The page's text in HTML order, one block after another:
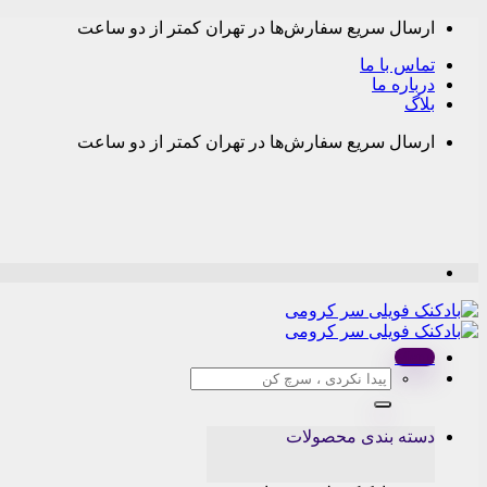
Skip
content
ارسال سریع سفارش‌ها در تهران کمتر از دو ساعت
تماس با ما
درباره ما
بلاگ
ارسال سریع سفارش‌ها در تهران کمتر از دو ساعت
Menu
جستجو
برای:
دسته بندی محصولات